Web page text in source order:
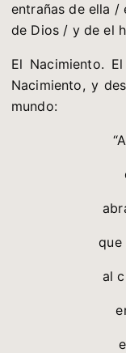
entrañas de ella /
de Dios / y de el
El Nacimiento.
Nacimiento, y
mundo:
que
al